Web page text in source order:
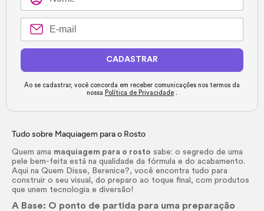
CADASTRAR
Ao se cadastrar, você concorda em receber comunicações nos termos da
nossa Política de Privacidade .
Tudo sobre Maquiagem para o Rosto
Quem ama maquiagem para o rosto sabe: o segredo de uma
pele bem-feita está na qualidade da fórmula e do acabamento.
Aqui na Quem Disse, Berenice?, você encontra tudo para
construir o seu visual, do preparo ao toque final, com produtos
que unem tecnologia e diversão!
A Base: O ponto de partida para uma preparação